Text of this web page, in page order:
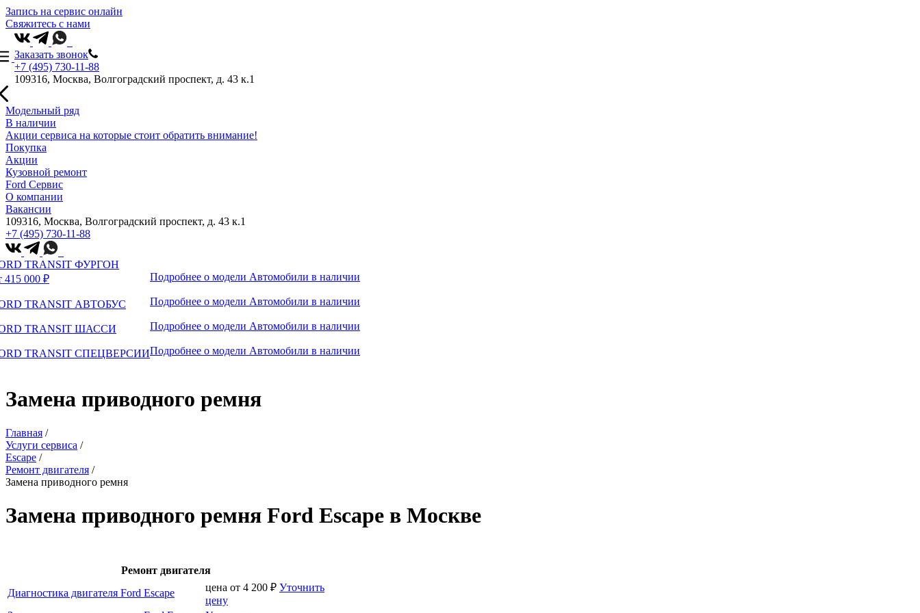
Запись на сервис онлайн
Свяжитесь с нами
Заказать звонок
+7 (495) 730-11-88
109316, Москва, Волгоградский проспект, д. 43 к.1
Модельный ряд
В наличии
Акции сервиса на которые стоит обратить внимание!
Покупка
Акции
Кузовной ремонт
Ford Сервис
О компании
Вакансии
109316, Москва, Волгоградский проспект, д. 43 к.1
+7 (495) 730-11-88
TRANSIT ФУРГОН
415 000 ₽
TRANSIT АВТОБУС
TRANSIT ШАССИ
TRANSIT СПЕЦВЕРСИИ
Подробнее о модели Автомобили в наличии
Подробнее о модели Автомобили в наличии
Подробнее о модели Автомобили в наличии
Подробнее о модели Автомобили в наличии
Замена приводного ремня
Главная /
Услуги сервиса /
Escape /
Ремонт двигателя /
Замена приводного ремня
Замена приводного ремня Ford Escape в Москве
Ремонт двигателя
Диагностика двигателя Ford Escape
цена от 4 200 ₽ Уточнить
цену